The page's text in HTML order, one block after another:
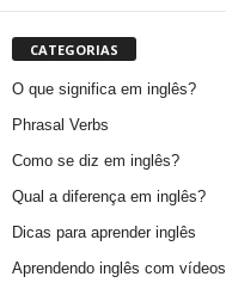
CATEGORIAS
O que significa em inglês?
Phrasal Verbs
Como se diz em inglês?
Qual a diferença em inglês?
Dicas para aprender inglês
Aprendendo inglês com vídeos